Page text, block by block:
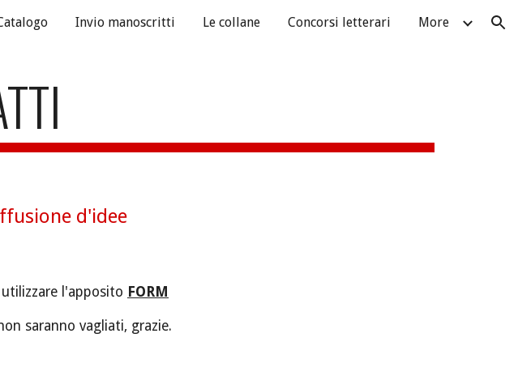
Skip to navigation
Invio manoscritti Le collane Concorsi letterari More
d'idee
l'apposito FORM
saranno vagliati, grazie.